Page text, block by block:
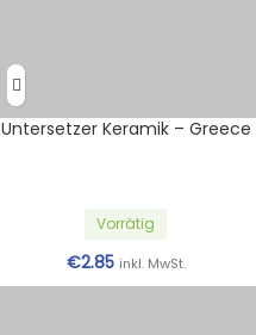
Untersetzer Keramik – Greece
Vorrätig
€2.85 inkl. MwSt.